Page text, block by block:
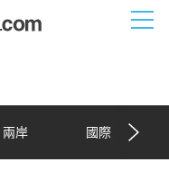
兩岸 國際